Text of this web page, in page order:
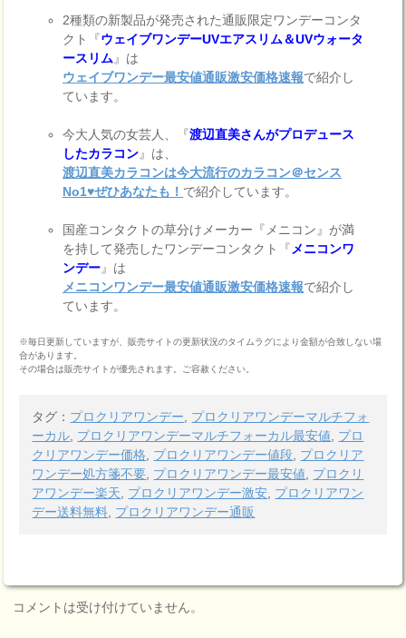
2種類の新製品が発売された通販限定ワンデーコンタ
クト『ウェイブワンデーUVエアスリム＆UVウォータ
ースリム 』は
ウェイブワンデー最安値通販激安価格速報で紹介し
ています。
今大人気の女芸人、『渡辺直美さんがプロデュース
したカラコン』は、
渡辺直美カラコンは今大流行のカラコン＠センス
No1♥ぜひあなたも！ で紹介しています。
国産コンタクトの草分けメーカー『メニコン』が満
を持して発売したワンデーコンタクト『 メニコンワ
ンデー』は
メニコンワンデー最安値通販激安価格速報で紹介し
ています。
※毎日更新していますが、販売サイトの更新状況のタイムラグにより金額が合致しない場
合があります。
その場合は販売サイトが優先されます。ご容赦ください。
タグ： プロクリアワンデー
プロクリアワンデーマルチフォ
ーカル プロクリアワンデーマルチフォーカル最安値
プロ
クリアワンデー価格
プロクリアワンデー値段 プロクリア
ワンデー処方箋不要 プロクリアワンデー最安値
プロクリ
アワンデー楽天
プロクリアワンデー激安 プロクリアワン
デー送料無料 プロクリアワンデー通販
コメントは受け付けていません。